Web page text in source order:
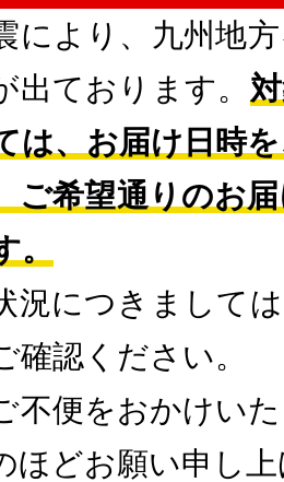
により、九州地
出ております。
は、お届け日時
ご希望通りのお
況につきまして
確認ください。
不便をおかけい
ほどお願い申し